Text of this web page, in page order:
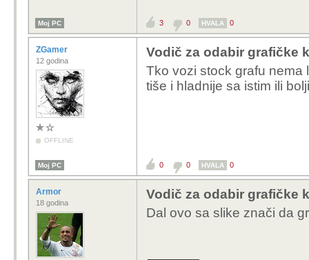
Moj PC 3 0 HVALA 0
ZGamer
12 godina
OFFLINE
Vodič za odabir grafičke
Tko vozi stock grafu nema
tiše i hladnije sa istim ili
Moj PC 0 0 HVALA 0
Armor
18 godina
Vodič za odabir grafičke
Dal ovo sa slike znači da